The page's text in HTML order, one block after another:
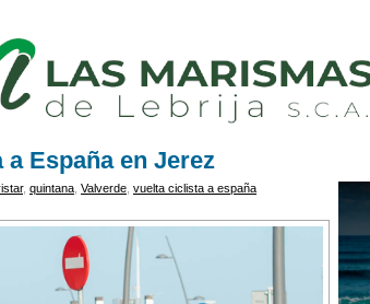
España en Jerez
, quintana Valverde vuelta ciclista a españa